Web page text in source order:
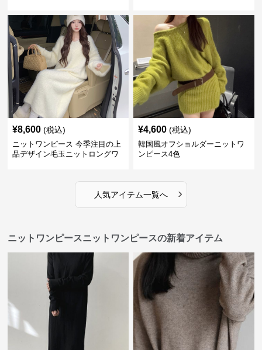
¥8,600 (税込)
ニットワンピース 今季注目の上
品デザイン毛玉ニットロングワ
¥4,600 (税込)
韓国風オフショルダーニットワ
ンピース4色
人気アイテム一覧へ ›
ニットワンピースニットワンピースの新着アイテム